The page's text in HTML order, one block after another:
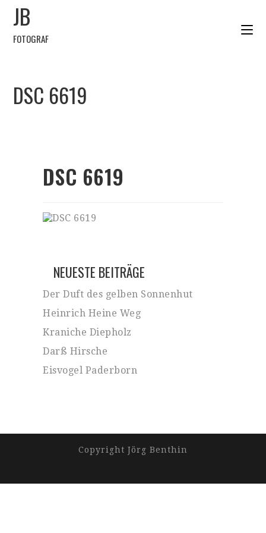
JB
FOTOGRAF
DSC 6619
DSC 6619
NEUESTE BEITRÄGE
Der Duft des gelben Sonnenhut
Heinrich Heine Weg
Kraniche Diepholz
Darß Hirsche
Eisvogel Paderborn
Copyright Jörg Benthin